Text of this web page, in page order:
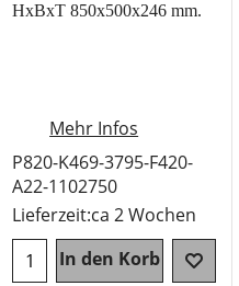
HxBxT 850x500x246 mm.
Mehr Infos
P820-K469-3795-F420-
A22-1102750
Lieferzeit:ca 2 Wochen
In den Korb